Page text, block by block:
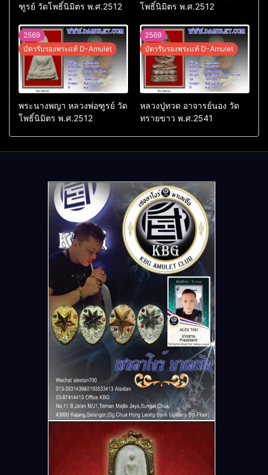
ฑูรย์ วัดโพธิ์นิมิตร พ.ศ.2512
โพธิ์นิมิตร พ.ศ.2512
2569
บัตรรับรองพระแท้ D-Amulet
พระนางพญา หลวงพ่อฑูรย์ วัด
โพธิ์นิมิตร พ.ศ.2512
2569
บัตรรับรองพระแท้ D-Amulet
หลวงปู่ทวด อาจารย์นอง วัด
ทรายขาว พ.ศ.2541